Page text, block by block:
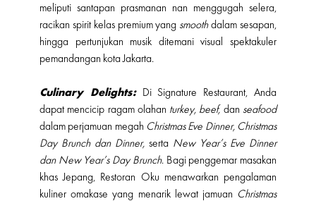
meliputi santapan prasmanan nan menggugah selera,
racikan spirit kelas premium yang smoothdalam sesapan,
hingga pertunjukan musik ditemani visual spektakuler
pemandangan kota Jakarta.
Culinary Delights:Di Signature Restaurant, Anda
dapat mencicip ragam olahan turkey, beef, dan seafood
dalam perjamuan megah Christmas Eve Dinner, Christmas
Day Brunch dan Dinner, serta New Year’s Eve Dinner
dan New Year’s Day Brunch. Bagi penggemar masakan
khas Jepang, Restoran Oku menawarkan pengalaman
kuliner omakase yang menarik lewat jamuan Christmas